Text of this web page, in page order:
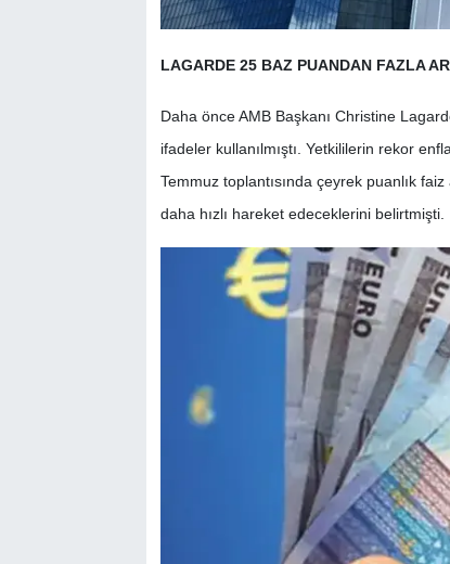
LAGARDE 25 BAZ PUANDAN FAZLA
Daha önce AMB Başkanı Christine
ifadeler kullanılmıştı. Yetkililerin rekor
Temmuz toplantısında çeyrek puanlık
daha hızlı hareket edeceklerini belirtmişti.